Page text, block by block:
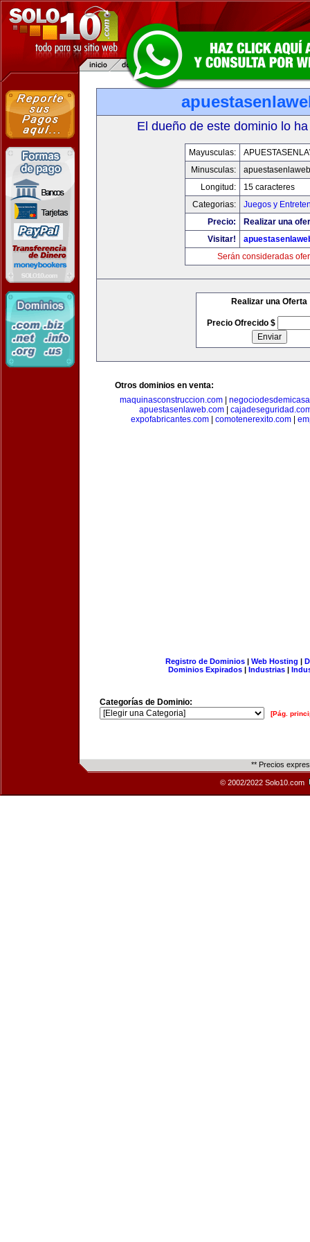
El dueño de este dominio lo
Mayusculas:
Minusculas:
Longitud:
15 caracteres
Categorias:
Juegos y
Precio:
Realizar una
Visitar!
Serán consideradas
Realizar una Oferta
Precio Ofrecido $
Otros dominios en venta:
maquinasconstruccion.com
apuestasenlaweb.com
expofabricantes.com| comotenerexito.com|
Registro de Dominios| Web Hosting |
Dominios Expirados | Industrias |
Categorías de Dominio:
[Pág.
** Precios
© 2002/2022 Solo10.com